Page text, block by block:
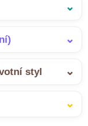
⌄
⌄
styl ⌄
⌄